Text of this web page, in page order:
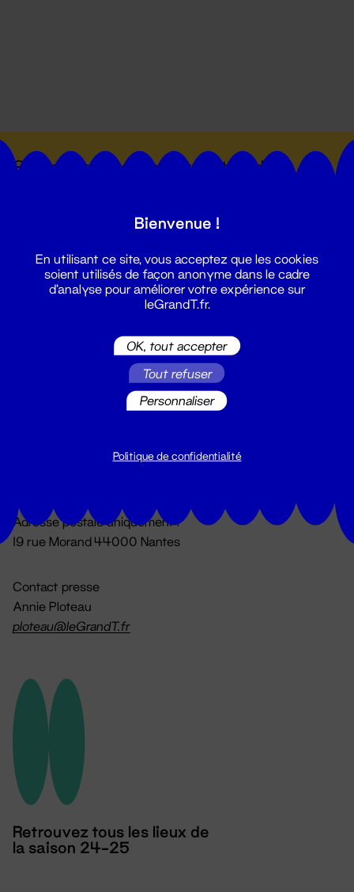
Suivez toutes les actualités du
Du lundi au vendredi 14h → 18h
Adresse postale uniquement :
19 rue Morand 44000 Nantes
Contact presse
Annie Ploteau
ploteau@leGrandT.fr
Retrouvez tous les lieux de
la saison 24-25
Bienvenue !
En utilisant ce site, vous acceptez que les cookies
soient utilisés de façon anonyme dans le cadre
d'analyse pour améliorer votre expérience sur
leGrandT.fr.
OK, tout accepter
Tout refuser
Personnaliser
Politique de confidentialité